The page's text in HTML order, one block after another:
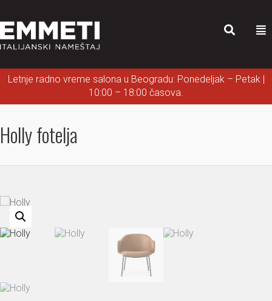
Letnje radno vreme salona u Beogradu: Ponedeljak – Petak |
10:00 – 18:00 časova.
Holly fotelja